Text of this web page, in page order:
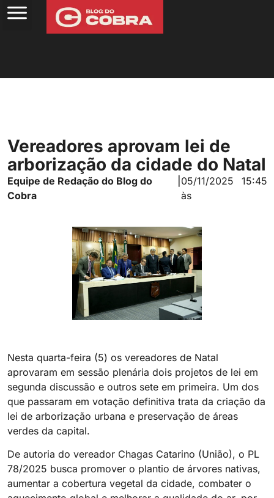
Vereadores aprovam lei de
arborização da cidade do Natal
Equipe de Redação do Blog do
Cobra
05/11/2025
às
15:45
Nesta quarta-feira (5) os vereadores de Natal
aprovaram em sessão plenária dois projetos de lei em
segunda discussão e outros sete em primeira. Um dos
que passaram em votação definitiva trata da criação da
lei de arborização urbana e preservação de áreas
verdes da capital.
De autoria do vereador Chagas Catarino (União), o PL
78/2025 busca promover o plantio de árvores nativas,
aumentar a cobertura vegetal da cidade, combater o